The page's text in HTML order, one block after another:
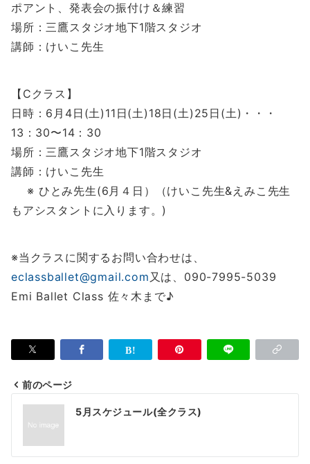
ポアント、発表会の振付け＆練習
場所：三鷹スタジオ地下1階スタジオ
講師：けいこ先生
【Cクラス】
日時：6月4日(土)11日(土)18日(土)25日(土)・・・
13：30〜14：30
場所：三鷹スタジオ地下1階スタジオ
講師：けいこ先生
※ ひとみ先生(6月４日）（けいこ先生&えみこ先生
もアシスタントに入ります。)
※当クラスに関するお問い合わせは、
eclassballet@gmail.com 又は、090-7995-5039
Emi Ballet Class 佐々木まで♪
投
ナ
前のページ
5月スケジュール(全クラス)